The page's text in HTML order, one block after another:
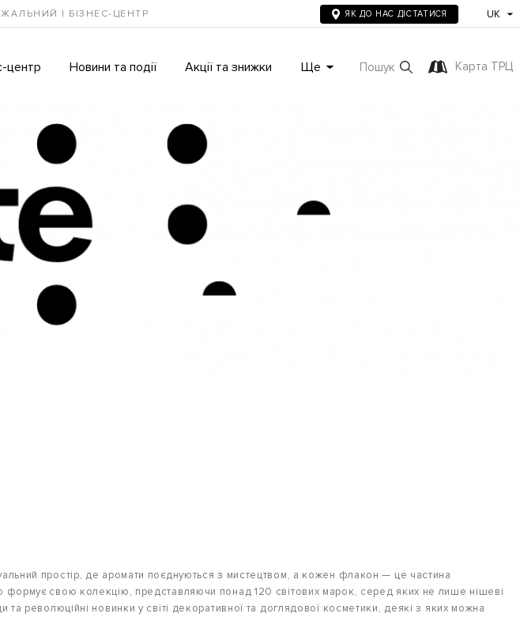
І БІЗНЕС-ЦЕНТР ЯК ДО НАС ДІСТАТИСЯ UK
центр Новини та події Акції та знижки Ще Пошук Карта ТРЦ
простір, де аромати поєднуються з мистецтвом, а кожен флакон — це частина
формує свою колекцію, представляючи понад 120 світових марок, серед яких не лише нішеві
революційні новинки у світі декоративної та доглядової косметики, деякі з яких можна